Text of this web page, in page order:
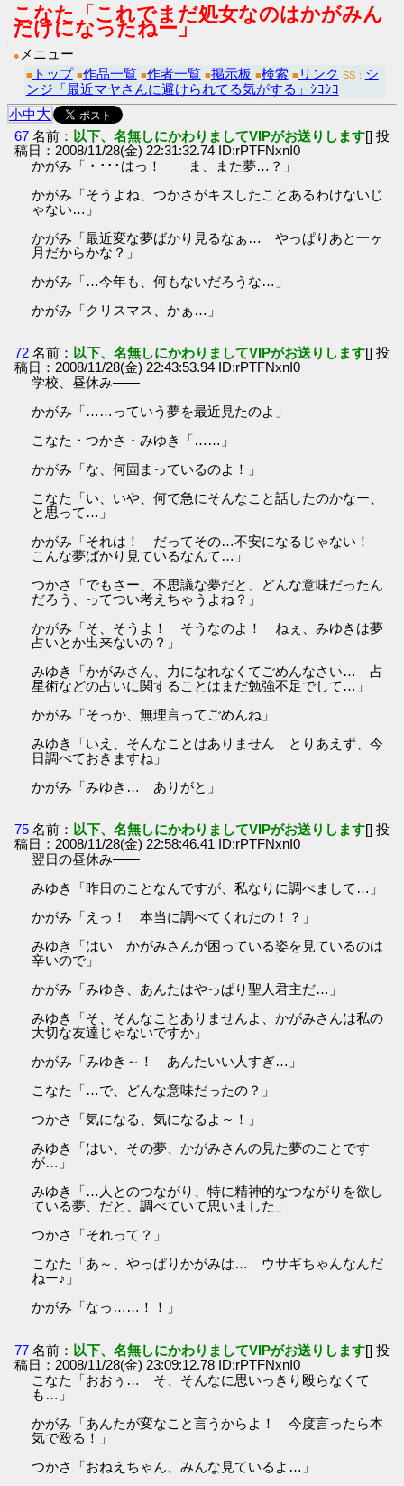
こなた「これでまだ処女なのはかがみん
だけになったねー」
● メニュー
■ トップ ■作品一覧 ■作者一覧 ■掲示板 ■検索 ■ リンク SS： シ
ンジ「最近マヤさんに避けられてる気がする」ｼｺｼｺ
小中大
67 名前： 以下、名無しにかわりましてVIPがお送りします[] 投
稿日：2008/11/28(金) 22:31:32.74 ID:rPTFNxnI0
かがみ「・･･･はっ！ ま、また夢…？」
かがみ「そうよね、つかさがキスしたことあるわけないじ
ゃない…」
かがみ「最近変な夢ばかり見るなぁ… やっぱりあと一ヶ
月だからかな？」
かがみ「…今年も、何もないだろうな…」
かがみ「クリスマス、かぁ…」
72 名前： 以下、名無しにかわりましてVIPがお送りします[] 投
稿日：2008/11/28(金) 22:43:53.94 ID:rPTFNxnI0
学校、昼休み――
かがみ「……っていう夢を最近見たのよ」
こなた・つかさ・みゆき「……」
かがみ「な、何固まっているのよ！」
こなた「い、いや、何で急にそんなこと話したのかなー、
と思って…」
かがみ「それは！ だってその…不安になるじゃない！
こんな夢ばかり見ているなんて…」
つかさ「でもさー、不思議な夢だと、どんな意味だったん
だろう、ってつい考えちゃうよね？」
かがみ「そ、そうよ！ そうなのよ！ ねぇ、みゆきは夢
占いとか出来ないの？」
みゆき「かがみさん、力になれなくてごめんなさい… 占
星術などの占いに関することはまだ勉強不足でして…」
かがみ「そっか、無理言ってごめんね」
みゆき「いえ、そんなことはありません とりあえず、今
日調べておきますね」
かがみ「みゆき… ありがと」
75 名前： 以下、名無しにかわりましてVIPがお送りします[] 投
稿日：2008/11/28(金) 22:58:46.41 ID:rPTFNxnI0
翌日の昼休み――
みゆき「昨日のことなんですが、私なりに調べまして…」
かがみ「えっ！ 本当に調べてくれたの！？」
みゆき「はい かがみさんが困っている姿を見ているのは
辛いので」
かがみ「みゆき、あんたはやっぱり聖人君主だ…」
みゆき「そ、そんなことありませんよ、かがみさんは私の
大切な友達じゃないですか」
かがみ「みゆき～！ あんたいい人すぎ…」
こなた「…で、どんな意味だったの？」
つかさ「気になる、気になるよ～！」
みゆき「はい、その夢、かがみさんの見た夢のことです
が…」
みゆき「…人とのつながり、特に精神的なつながりを欲し
ている夢、だと、調べていて思いました」
つかさ「それって？」
こなた「あ～、やっぱりかがみは… ウサギちゃんなんだ
ねー♪」
かがみ「なっ……！！」
77 名前： 以下、名無しにかわりましてVIPがお送りします[] 投
稿日：2008/11/28(金) 23:09:12.78 ID:rPTFNxnI0
こなた「おおぅ… そ、そんなに思いっきり殴らなくて
も…」
かがみ「あんたが変なこと言うからよ！ 今度言ったら本
気で殴る！」
つかさ「おねえちゃん、みんな見ているよ…」